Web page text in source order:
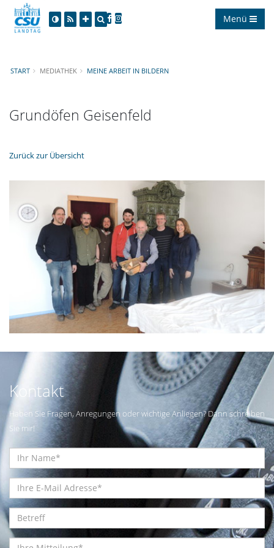
Menü
START MEDIATHEK MEINE ARBEIT IN BILDERN
Grundöfen Geisenfeld
Zurück zur Übersicht
Kontakt
Haben Sie Fragen, Anregungen oder wichtige Anliegen? Dann schreiben
Sie mir!